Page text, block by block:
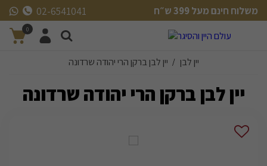
משלוח חינם מעל 399 ש״ח
משלוח חינם מעל 399 ש״ח
02-6541041
0
יין לבן / יין לבן ברקן הרי יהודה שרדונה
יין לבן ברקן הרי יהודה שרדונה